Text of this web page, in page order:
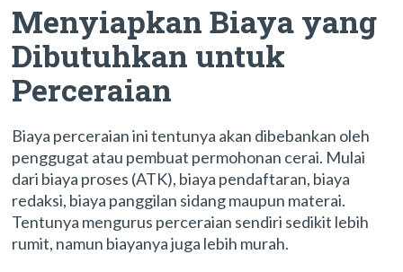
Menyiapkan Biaya yang
Dibutuhkan untuk
Perceraian
Biaya perceraian ini tentunya akan dibebankan oleh
penggugat atau pembuat permohonan cerai. Mulai
dari biaya proses (ATK), biaya pendaftaran, biaya
redaksi, biaya panggilan sidang maupun materai.
Tentunya mengurus perceraian sendiri sedikit lebih
rumit, namun biayanya juga lebih murah.